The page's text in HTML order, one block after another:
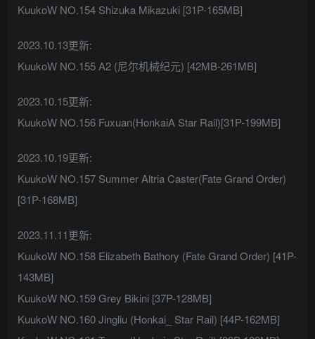
KuukoW NO.154 Shizuka Mikazuki [31P-165MB]
2023.10.13更新:
KuukoW NO.155 A2 (尼尔机械纪元) [42MB-261MB]
2023.10.15更新:
KuukoW NO.156 Fuxuan(HonkaiA Star Rail)[31P-199MB]
2023.10.19更新:
KuukoW NO.157 Summer Altria Caster(Fate Grand Order)
[31P-168MB]
2023.11.11更新:
KuukoW NO.158 Elizabeth Bathory (Fate Grand Order) [41P-
143MB]
KuukoW NO.159 Grey Bikini [37P-128MB]
KuukoW NO.160 Jingliu (Honkai_ Star Rail) [44P-162MB]